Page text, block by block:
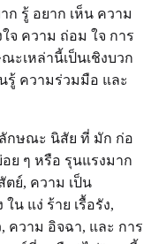
ก รู้ อยาก เห็น ความ
จ ความ ถ่อม ใจ การ
ะเหล่านี้เป็นเชิงบวก
รู้ ความร่วมมือ และ
กษณะ นิสัย ที่ มัก ก่อ
ย ๆ หรือ รุนแรงมาก
ตย์, ความ เป็น
น แง่ ร้าย เรื้อรัง,
ความ อิจฉา, และ การ